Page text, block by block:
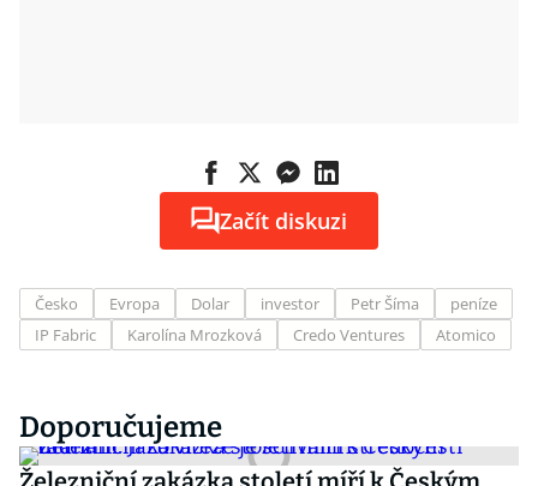
Začít diskuzi
Česko Evropa Dolar investor Petr Šíma
peníze
IP Fabric
Karolína Mrozková Credo Ventures Atomico
Doporučujeme